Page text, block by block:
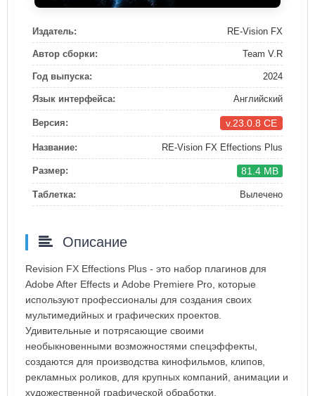
Издатель: RE-Vision FX
Автор сборки: Team V.R
Год выпуска: 2024
Язык интерфейса: Английский
Версия: v.23.0.8 CE
Название: RE-Vision FX Effections Plus
Размер: 81.4 MB
Таблетка: Вылечено
Описание
Revision FX Effections Plus - это набор плагинов для
Adobe After Effects и Adobe Premiere Pro, которые
используют профессионалы для создания своих
мультимедийных и графических проектов.
Удивительные и потрясающие своими
необыкновенными возможностями спецэффекты,
создаются для производства кинофильмов, клипов,
рекламных роликов, для крупных компаний, анимации и
художественной графической обработки.